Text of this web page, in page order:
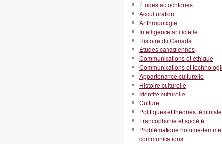
Études autochtones
Acculturation
Anthropologie
Intelligence artificielle
Histoire du Canada
Études canadiennes
Communications et éthique
Communications et
Appartenance culturelle
Histoire culturelle
Identité culturelle
Culture
Politiques et théories
Francophonie et société
Problématique homme-
communications